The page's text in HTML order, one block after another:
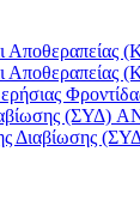
(ΣΥΔ)
Διαβίωσης